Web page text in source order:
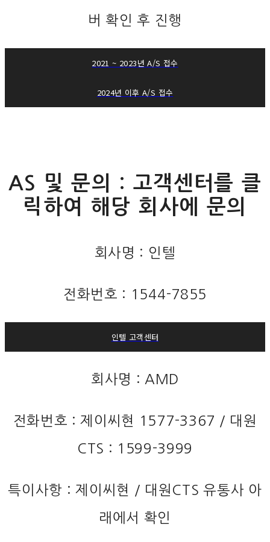
버 확인 후 진행
2021 ~ 2023년 A/S 접수
2024년 이후 A/S 접수
AS 및 문의 : 고객센터를 클
릭하여 해당 회사에 문의
회사명 : 인텔
전화번호 : 1544-7855
인텔 고객센터
회사명 : AMD
전화번호 : 제이씨현 1577-3367 / 대원
CTS : 1599-3999
특이사항 : 제이씨현 / 대원CTS 유통사 아
래에서 확인